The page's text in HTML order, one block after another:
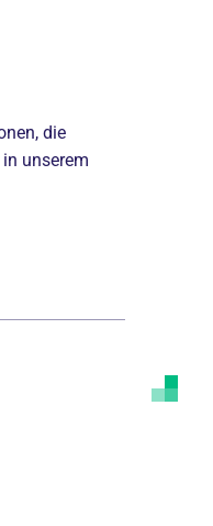
die
unserem